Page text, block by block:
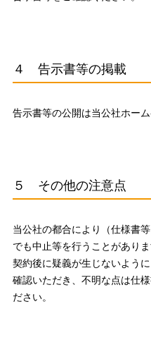
４ 告示書等の掲載
告示書等の公開は当公社ホー
５ その他の注意点
当公社の都合により（仕様書
でも中止等を行うことがあり
契約後に疑義が生じないよう
確認いただき、不明な点は仕
ださい。